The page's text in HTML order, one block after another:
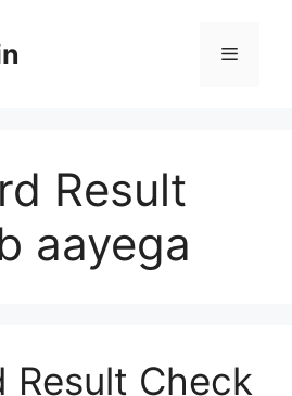
Result
aayega
Result Check